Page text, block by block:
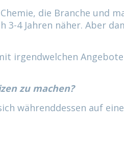
die Branche und
4 Jahren näher. Aber
irgendwelchen
zu machen?
währenddessen auf